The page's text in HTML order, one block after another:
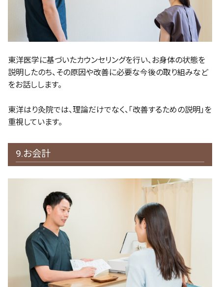
東洋医学に基づいたカウンセリングを行い、お身体の状態を
説明したのち、その原因や改善に必要な今後の取り組みなど
をお話しします。
東洋はり灸院では、理論だけでなく、「改善するための説明」を
重視しています。
9.お会計